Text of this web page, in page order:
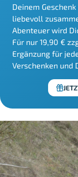
Deinem Geschenk
liebevoll
Abenteuer wird
Für nur 19,90 €
Ergänzung für
Verschenken und